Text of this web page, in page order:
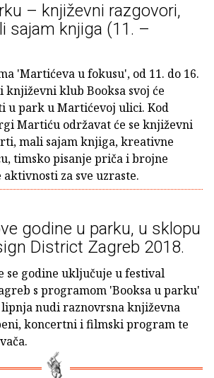
– književni razgovori,
sajam knjiga (11. –
'Martićeva u fokusu', od 11. do 16.
klub Booksa svoj će
u park u Martićevoj ulici. Kod
Martiću održavat će se književni
mali sajam knjiga, kreativne
timsko pisanje priča i brojne
za sve uzraste.
godine u parku, u sklopu
District Zagreb 2018.
se godine uključuje u festival
s programom 'Booksa u parku'
lipnja nudi raznovrsna književna
koncertni i filmski program te